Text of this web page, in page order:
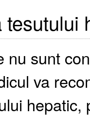
tesutului
nu sunt
va